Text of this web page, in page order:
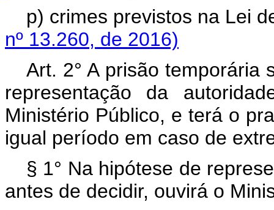
p) crimes previstos na
nº 13.260, de 2016)
Art. 2° A prisão temporária
representação da
Ministério Público, e terá o
igual período em caso de
§ 1° Na hipótese de
antes de decidir, ouvirá o